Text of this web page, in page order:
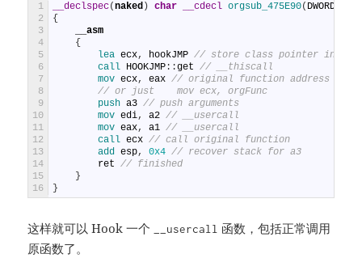
1
2
3
4
5
6
7
8
9
10
11
12
13
14
15
16
__declspec(naked ) char __cdecl orgsub_475E90( DWORD
{
__asm
{
lea ecx, hookJMP // store class pointer in ecx
call HOOKJMP : :get
// __thiscall
mov ecx, eax // original function address
// or just    mov ecx, orgFunc
push a3 // push arguments
mov edi, a2 // __usercall
mov eax, a1 // __usercall
call ecx // call original function
add esp, 0x4 // recover stack for a3
ret
// finished
}
}
这样就可以 Hook 一个 __usercall 函数，包括正常调用
原函数了。